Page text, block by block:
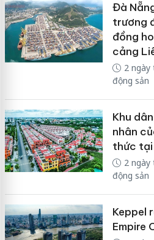
Đà
trương
đồng
cảng
2
động sản
Khu
nhân
thức tại
2
động sản
Keppel
Empire